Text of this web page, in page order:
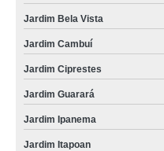
Jardim Bela Vista
Jardim Cambuí
Jardim Ciprestes
Jardim Guarará
Jardim Ipanema
Jardim Itapoan